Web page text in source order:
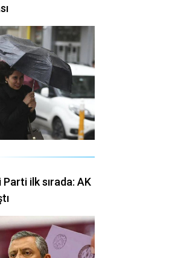
ilk sırada: AK